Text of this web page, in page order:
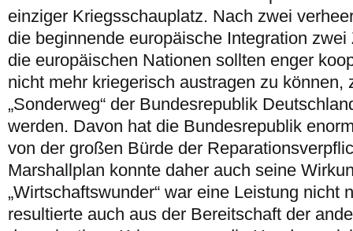
einziger Kriegsschauplatz. Nach zwei
die beginnende europäische Integration
die europäischen Nationen sollten enger
nicht mehr kriegerisch austragen zu können,
„Sonderweg“ der Bundesrepublik
werden. Davon hat die Bundesrepublik
von der großen Bürde der
Marshallplan konnte daher auch seine
„Wirtschaftswunder“ war eine Leistung nicht
resultierte auch aus der Bereitschaft der